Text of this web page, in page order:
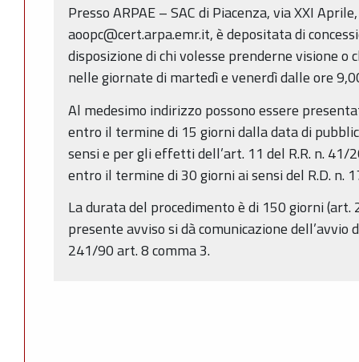
Presso ARPAE – SAC di Piacenza, via XXI
aoopc@cert.arpa.emr.it, è depositata di
disposizione di chi volesse prenderne visione
nelle giornate di martedì e venerdì dalle ore
Al medesimo indirizzo possono essere
entro il termine di 15 giorni dalla data di
sensi e per gli effetti dell’art. 11 del R.R. n. 41/
entro il termine di 30 giorni ai sensi del R.D. n.
La durata del procedimento è di 150 giorni (art.
presente avviso si dà comunicazione dell’avvio
241/90 art. 8 comma 3.